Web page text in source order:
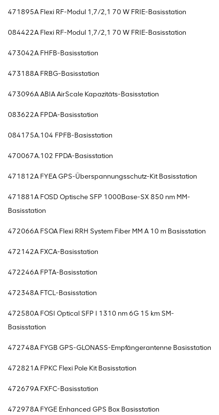
471895A Flexi RF-Modul 1,7/2,1 70 W FRIE-Basisstation
084422A Flexi RF-Modul 1,7/2,1 70 W FRIE-Basisstation
473042A FHFB-Basisstation
473188A FRBG-Basisstation
473096A ABIA AirScale Kapazitäts-Basisstation
083622A FPDA-Basisstation
084175A.104 FPFB-Basisstation
470067A.102 FPDA-Basisstation
471812A FYEA GPS-Überspannungsschutz-Kit Basisstation
471881A FOSD Optische SFP 1000Base-SX 850 nm MM-
Basisstation
472066A FSOA Flexi RRH System Fiber MM A 10 m Basisstation
472142A FXCA-Basisstation
472246A FPTA-Basisstation
472348A FTCL-Basisstation
472580A FOSI Optical SFP I 1310 nm 6G 15 km SM-
Basisstation
472748A FYGB GPS-GLONASS-Empfängerantenne Basisstation
472821A FPKC Flexi Pole Kit Basisstation
472679A FXFC-Basisstation
472978A FYGE Enhanced GPS Box Basisstation